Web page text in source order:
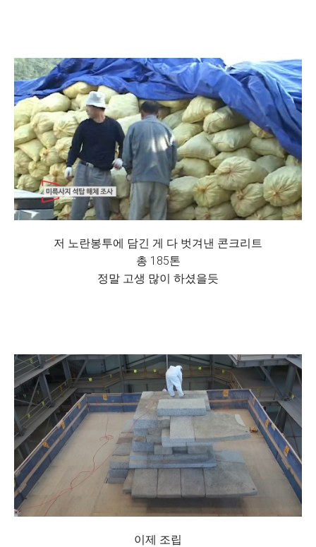
저 노란봉투에 담긴 게 다 벗겨낸 콘크리트
총 185톤
정말 고생 많이 하셨을듯
이제 조립